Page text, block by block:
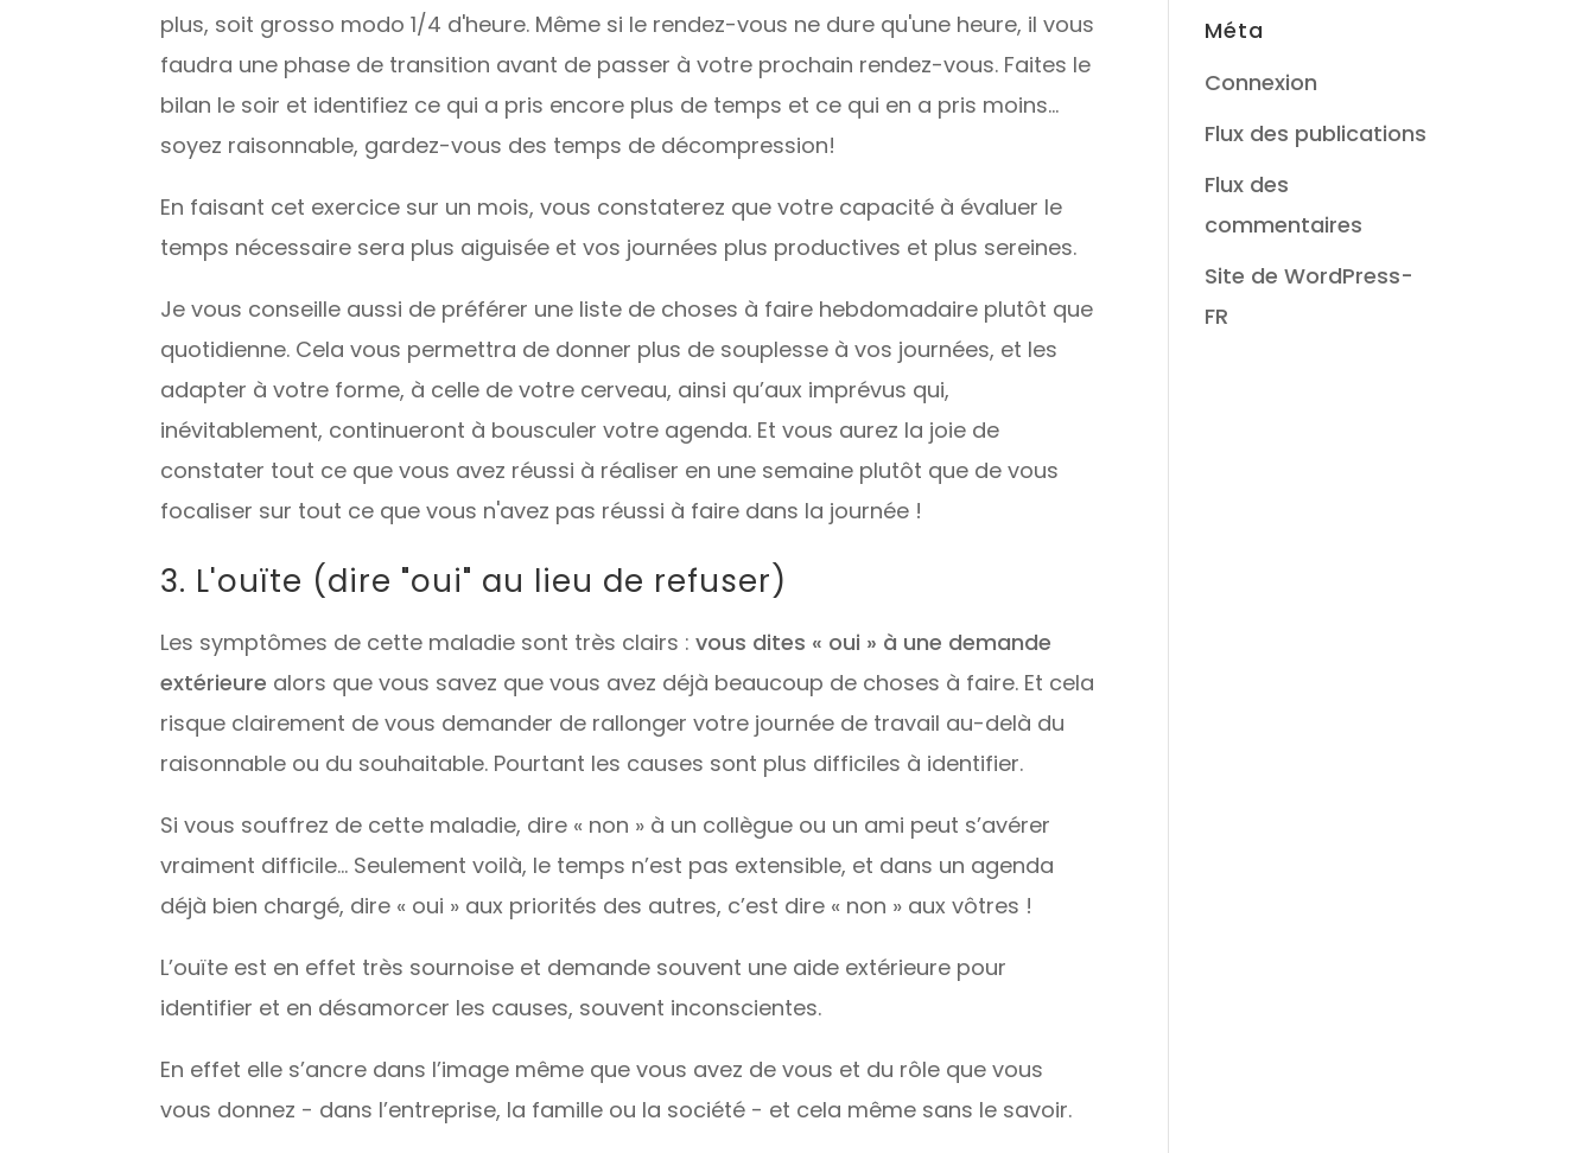
plus, soit grosso modo 1/4 d'heure. Même si le rendez-vous ne dure qu'une heure, il vous
faudra une phase de transition avant de passer à votre prochain rendez-vous. Faites le
bilan le soir et identifiez ce qui a pris encore plus de temps et ce qui en a pris moins...
soyez raisonnable, gardez-vous des temps de décompression!
En faisant cet exercice sur un mois, vous constaterez que votre capacité à évaluer le
temps nécessaire sera plus aiguisée et vos journées plus productives et plus sereines.
Je vous conseille aussi de préférer une liste de choses à faire hebdomadaire plutôt que
quotidienne. Cela vous permettra de donner plus de souplesse à vos journées, et les
adapter à votre forme, à celle de votre cerveau, ainsi qu’aux imprévus qui,
inévitablement, continueront à bousculer votre agenda. Et vous aurez la joie de
constater tout ce que vous avez réussi à réaliser en une semaine plutôt que de vous
focaliser sur tout ce que vous n'avez pas réussi à faire dans la journée !
3. L'ouïte (dire "oui" au lieu de refuser)
Les symptômes de cette maladie sont très clairs : vous dites « oui » à une demande
extérieure alors que vous savez que vous avez déjà beaucoup de choses à faire. Et cela
risque clairement de vous demander de rallonger votre journée de travail au-delà du
raisonnable ou du souhaitable. Pourtant les causes sont plus difficiles à identifier.
Si vous souffrez de cette maladie, dire « non » à un collègue ou un ami peut s’avérer
vraiment difficile… Seulement voilà, le temps n’est pas extensible, et dans un agenda
déjà bien chargé, dire « oui » aux priorités des autres, c’est dire « non » aux vôtres !
L’ouïte est en effet très sournoise et demande souvent une aide extérieure pour
identifier et en désamorcer les causes, souvent inconscientes.
En effet elle s’ancre dans l’image même que vous avez de vous et du rôle que vous
vous donnez - dans l’entreprise, la famille ou la société - et cela même sans le savoir.
Méta
Connexion
Flux des publications
Flux des
commentaires
Site de WordPress-
FR